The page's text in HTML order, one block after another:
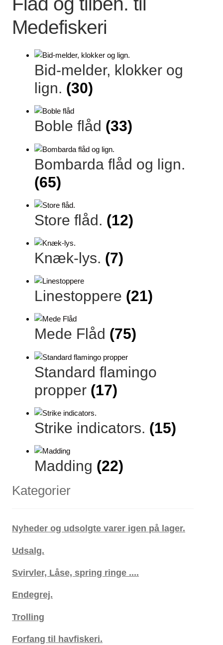
Lagersalg
Glemt adgangskode
Medefiskeri
Bid-melder, klokker og
lign. (30)
Boble flåd (33)
Bombarda flåd og lign.
(65)
Store flåd. (12)
Knæk-lys. (7)
Linestoppere (21)
Mede Flåd (75)
Standard flamingo
propper (17)
Strike indicators. (15)
Madding (22)
Kategorier
Nyheder og udsolgte varer igen på lager.
Udsalg.
Svirvler, Låse, spring ringe ....
Endegrej.
Trolling
Forfang til havfiskeri.